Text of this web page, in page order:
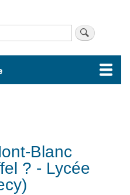
Blanc
? - Lycée